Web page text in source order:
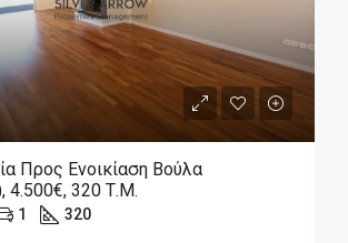
Προς Ενοικίαση Βούλα
4.500€, 320 Τ.μ.
1 320